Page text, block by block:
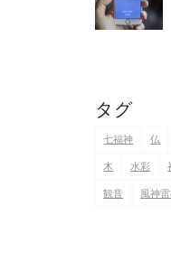
タグ
七福神 仏
木 水彩
観音 風神